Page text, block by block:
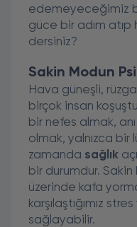
edemeyeceğimiz
güce bir adım atıp
dersiniz?
Sakin Modun
Hava güneşli,
birçok insan
bir nefes almak,
olmak, yalnızca bir
zamanda sağlık
bir durumdur.
üzerinde kafa
karşılaştığımız
sağlayabilir.